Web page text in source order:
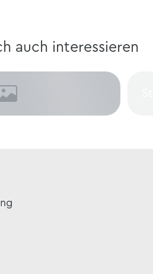
auch interessieren